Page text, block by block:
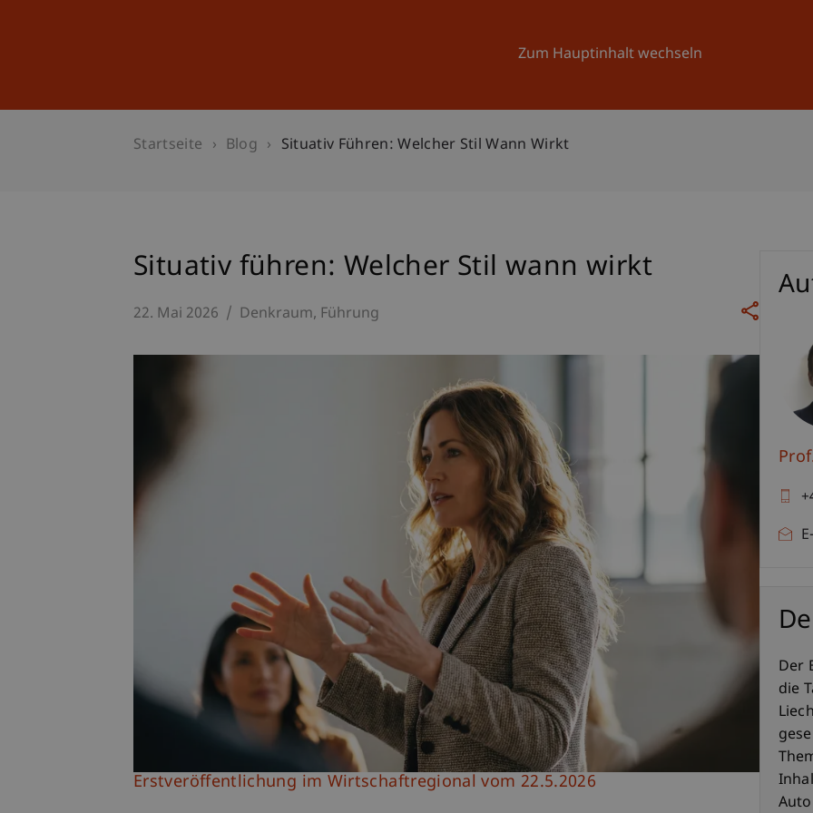
Zum Hauptinhalt wechseln
Universität Aktuelles
Startseite Blog Situativ Führen: Welcher Stil Wann Wirkt
Situativ führen: Welcher Stil wann wirkt
22. Mai 2026 Denkraum Führung
Erstveröffentlichung im Wirtschaftregional vom 22.5.2026
Der
die